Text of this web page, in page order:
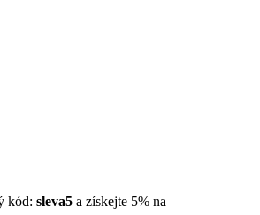
kód: sleva5a získejte 5% na